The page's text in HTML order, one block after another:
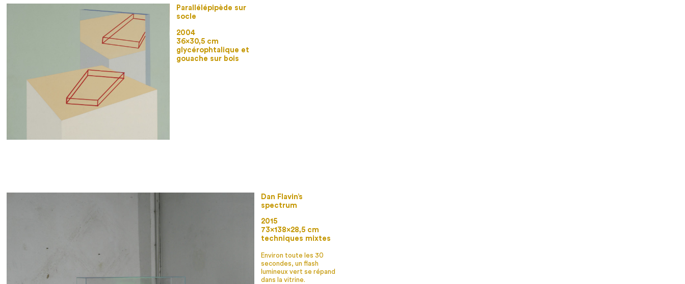
Parallélépipède sur
socle
2004
36×30,5 cm
glycérophtalique et
gouache sur bois
Dan Flavin’s
spectrum
2015
73×138×28,5 cm
techniques mixtes
Environ toute les 30
secondes, un flash
lumineux vert se répand
dans la vitrine.